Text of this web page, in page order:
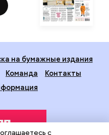
на бумажные издания
Команда
Контакты
с